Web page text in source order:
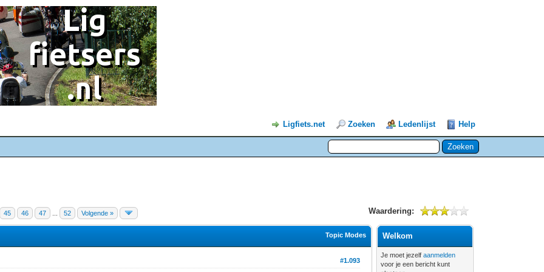
Ligfiets.net Zoeken Ledenlijst Help
45 46 47 52 Volgende » Waardering:
Topic Modes
#1.093
Welkom
Je moet jezelfaanmelden
voor je een bericht kunt